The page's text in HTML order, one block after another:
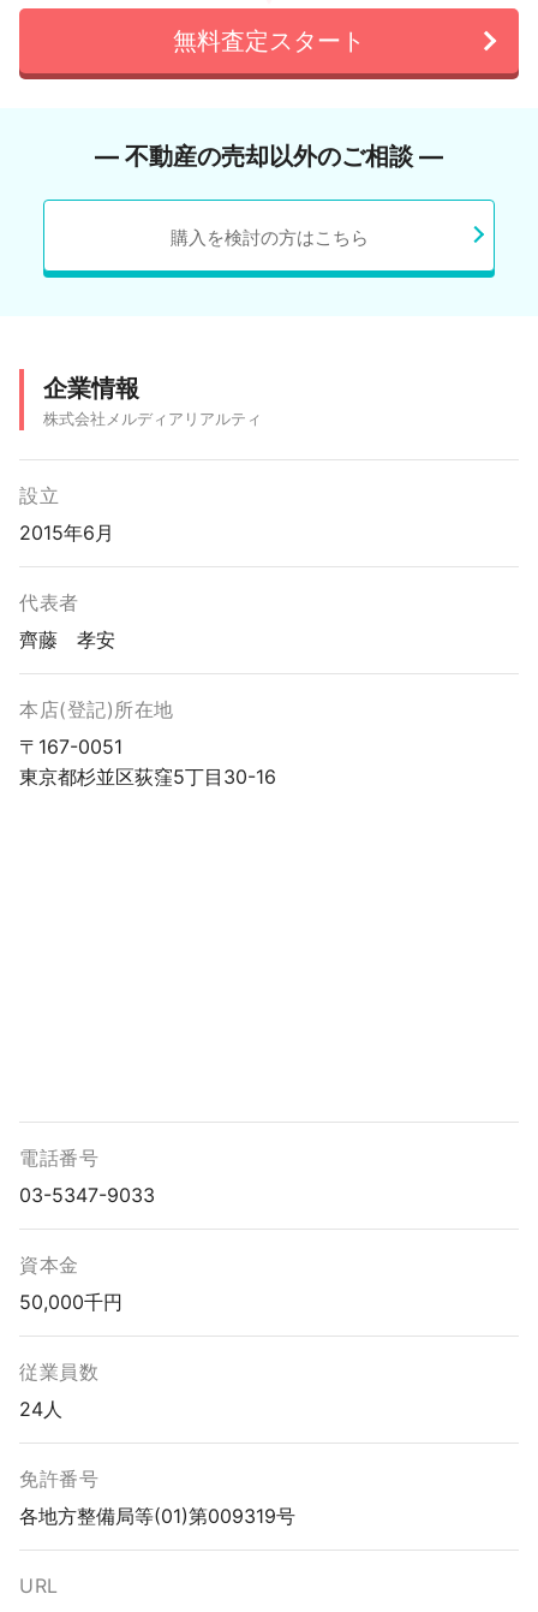
無料査定スタート
― 不動産の売却以外のご相談 ―
購入を検討の方はこちら
企業情報
株式会社メルディアリアルティ
設立
2015年6月
代表者
齊藤 孝安
本店(登記)所在地
〒167-0051
東京都杉並区荻窪5丁目30-16
電話番号
03-5347-9033
資本金
50,000千円
従業員数
24人
免許番号
各地方整備局等(01)第009319号
URL